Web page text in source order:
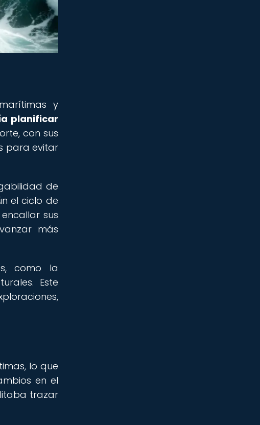
y
planificar
con sus
para evitar
de
el ciclo de
sus
más
como la
Este
lo que
en el
trazar